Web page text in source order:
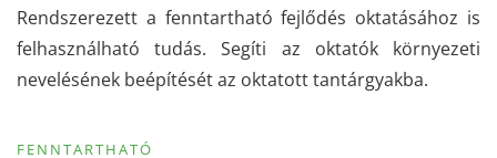
Rendszerezett a fenntartható fejlődés oktatásához is
felhasználható tudás. Segíti az oktatók környezeti
nevelésének beépítését az oktatott tantárgyakba.
FENNTARTHATÓ